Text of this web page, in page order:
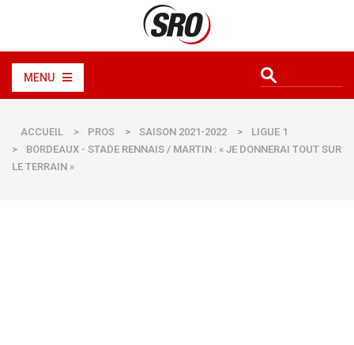
MENU
ACCUEIL > PROS > SAISON 2021-2022 >
LIGUE 1
>
BORDEAUX - STADE RENNAIS / MARTIN : « JE DONNERAI TOUT SUR
LE TERRAIN »